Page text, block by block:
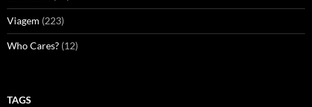
Viagem (223)
Who Cares? (12)
TAGS